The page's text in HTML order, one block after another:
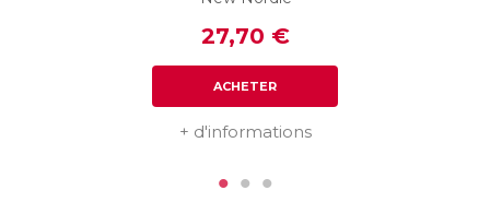
Télécharger la fiche produit
27,70 €
ACHETER
+ d'informations